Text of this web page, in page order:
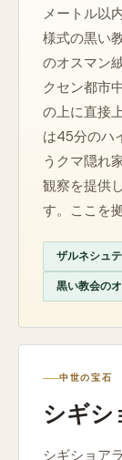
メートル以
様式の黒い
のオスマン
クセン都市
の上に直接
は45分のハ
うクマ隠れ
観察を提供
す。ここを
ザルネシュ
黒い教会の
中世の宝石
シギシ
シギショア